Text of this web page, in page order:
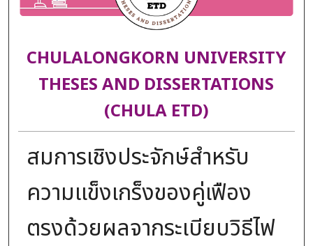
CHULALONGKORN UNIVERSITY
THESES AND DISSERTATIONS
(CHULA ETD)
สมการเชิงประจักษ์สำหรับ
ความแข็งเกร็งของคู่เฟือง
ตรงด้วยผลจากระเบียบวิธีไฟ